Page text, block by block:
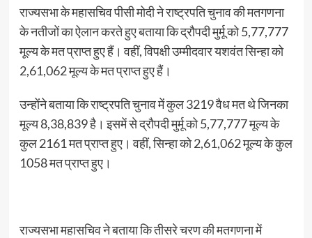
राज्यसभा के महासचिव पीसी मोदी ने राष्ट्रपति चुनाव की मतगणना
के नतीजों का ऐलान करते हुए बताया कि द्रौपदी मुर्मू को 5,77,777
मूल्य के मत प्राप्त हुए हैं। वहीं, विपक्षी उम्मीदवार यशवंत सिन्हा को
2,61,062 मूल्य के मत प्राप्त हुए हैं।
उन्होंने बताया कि राष्ट्रपति चुनाव में कुल 3219 वैध मत थे जिनका
मूल्य 8,38,839 है। इसमें से द्रौपदी मुर्मू को 5,77,777 मूल्य के
कुल 2161 मत प्राप्त हुए। वहीं, सिन्हा को 2,61,062 मूल्य के कुल
1058 मत प्राप्त हुए।
राज्यसभा महासचिव ने बताया कि तीसरे चरण की मतगणना में